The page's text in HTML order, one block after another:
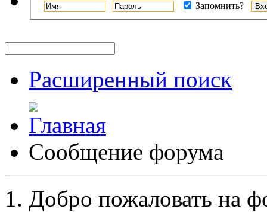
Запомнить?
Расширенный поиск
Сообщение форума
Добро пожаловать на